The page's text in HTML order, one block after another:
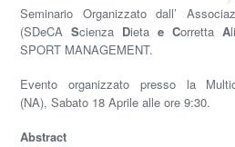
Seminario Organizzato dall’
(SDeCAScienza Dietae Corretta A
SPORT MANAGEMENT.
Evento organizzato presso la
(NA), Sabato 18 Aprile alle ore 9:30.
Abstract